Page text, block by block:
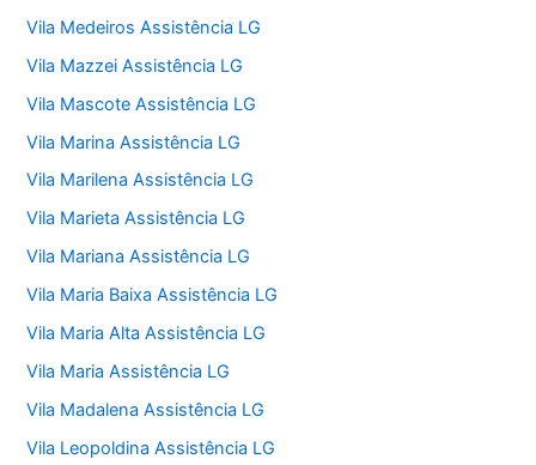
Vila Medeiros Assistência LG
Vila Mazzei Assistência LG
Vila Mascote Assistência LG
Vila Marina Assistência LG
Vila Marilena Assistência LG
Vila Marieta Assistência LG
Vila Mariana Assistência LG
Vila Maria Baixa Assistência LG
Vila Maria Alta Assistência LG
Vila Maria Assistência LG
Vila Madalena Assistência LG
Vila Leopoldina Assistência LG